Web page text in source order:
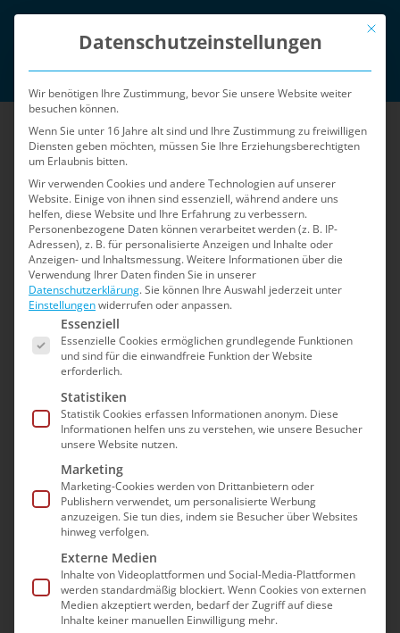
Zum
Login
Menü
Home»Kunden: Troubleshooting
Kunden:
Troubleshooting
Bevor Sie uns kontaktieren, prüfen
Sie bitte folgendes:
Plugin installiert, aktiviert, aktuell?
Lizenz eingetragen und API getestet?
Sind alle Sicherheitseinstellungen wie erwartet?
Falls das Problem weiterhin besteht, senden Sie
Mit
Datenschutzeinstellungen
Wir benötigen Ihre Zustimmung, bevor Sie unsere Website weiter
besuchen können.
Wenn Sie unter 16 Jahre alt sind und Ihre Zustimmung zu freiwilligen
Diensten geben möchten, müssen Sie Ihre Erziehungsberechtigten
um Erlaubnis bitten.
Wir verwenden Cookies und andere Technologien auf unserer
Website. Einige von ihnen sind essenziell, während andere uns
helfen, diese Website und Ihre Erfahrung zu verbessern.
Personenbezogene Daten können verarbeitet werden (z. B. IP-
Adressen), z. B. für personalisierte Anzeigen und Inhalte oder
Anzeigen- und Inhaltsmessung.Weitere Informationen über die
Verwendung Ihrer Daten finden Sie in unserer
Datenschutzerklärung.Sie können Ihre Auswahl jederzeit unter
Einstellungenwiderrufen oder anpassen.
Es folgt eine Liste der Service-Gruppen, für die
Essenziell
Essenzielle Cookies ermöglichen grundlegende Funktionen
und sind für die einwandfreie Funktion der Website
erforderlich.
Statistiken
Statistik Cookies erfassen Informationen anonym. Diese
Informationen helfen uns zu verstehen, wie unsere Besucher
unsere Website nutzen.
Marketing
Marketing-Cookies werden von Drittanbietern oder
Publishern verwendet, um personalisierte Werbung
anzuzeigen. Sie tun dies, indem sie Besucher über Websites
hinweg verfolgen.
Externe Medien
Inhalte von Videoplattformen und Social-Media-Plattformen
werden standardmäßig blockiert. Wenn Cookies von externen
Medien akzeptiert werden, bedarf der Zugriff auf diese
Inhalte keiner manuellen Einwilligung mehr.